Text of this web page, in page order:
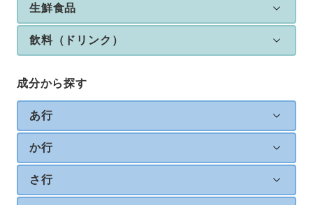
生鮮食品
飲料（ドリンク）
成分から探す
あ行
か行
さ行